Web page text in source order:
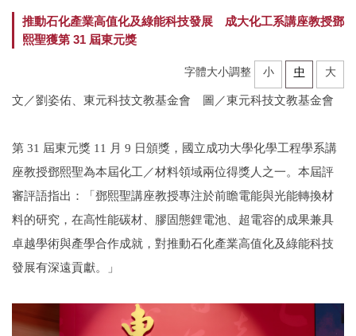
推動石化產業高值化及綠能科技發展 成大化工系講座教授鄧
熙聖獲第 31 屆東元獎
字體大小調整 小 中 大
文／劉姿佑、東元科技文教基金會 圖／東元科技文教基金會
第 31 屆東元獎 11 月 9 日頒獎，國立成功大學化學工程學系講
座教授鄧熙聖為本屆化工／材料領域兩位得獎人之一。本屆評
審評語指出：「鄧熙聖講座教授專注於前瞻電能與光能轉換材
料的研究，在高性能碳材、膠固態鋰電池、超電容的成果兼具
卓越學術與產學合作成就，對推動石化產業高值化及綠能科技
發展有深遠貢獻。」